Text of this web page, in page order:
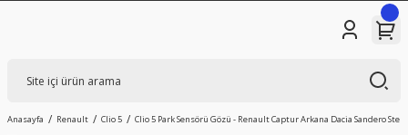
Anasayfa Renault Clio 5 Clio 5 Park Sensörü Gözü - Renault Captur Arkana Dacia Sandero